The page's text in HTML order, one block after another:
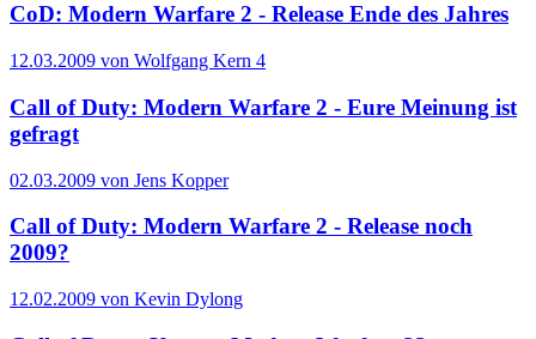
CoD: Modern Warfare 2 - Release Ende des Jahres
12.03.2009 von Wolfgang Kern 4
Call of Duty: Modern Warfare 2 - Eure Meinung ist
gefragt
02.03.2009 von Jens Kopper
Call of Duty: Modern Warfare 2 - Release noch
2009?
12.02.2009 von Kevin Dylong